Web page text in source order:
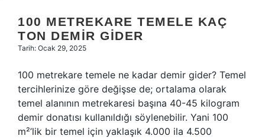
100 METREKARE TEMELE KAÇ
TON DEMIR GIDER
Tarih: Ocak 29, 2025
100 metrekare temele ne kadar demir gider? Temel
tercihlerinize göre değişse de; ortalama olarak
temel alanının metrekaresi başına 40-45 kilogram
demir donatısı kullanıldığı söylenebilir. Yani 100
m²’lik bir temel için yaklaşık 4.000 ila 4.500